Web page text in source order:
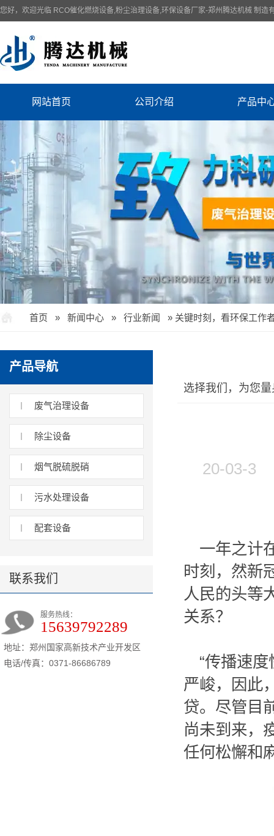
您好，欢迎光临 RCO催化燃烧设备,粉尘治理设备,环保设备厂家-郑州腾达机械 制造
网站首页 公司介绍 产品中
首页 » 新闻中心 » 行业新闻 » 关键时刻，看环保工作
产品导航
废气治理设备
除尘设备
烟气脱硫脱硝
污水处理设备
配套设备
联系我们
服务热线：
15639792289
地址：郑州国家高新技术产业开发区
电话/传真：0371-86686789
选择我们，为您
20-03-3
一年之计
时刻，然新
人民的头等
关系？
“传播速
严峻，因此
贷。尽管目
尚未到来，
任何松懈和